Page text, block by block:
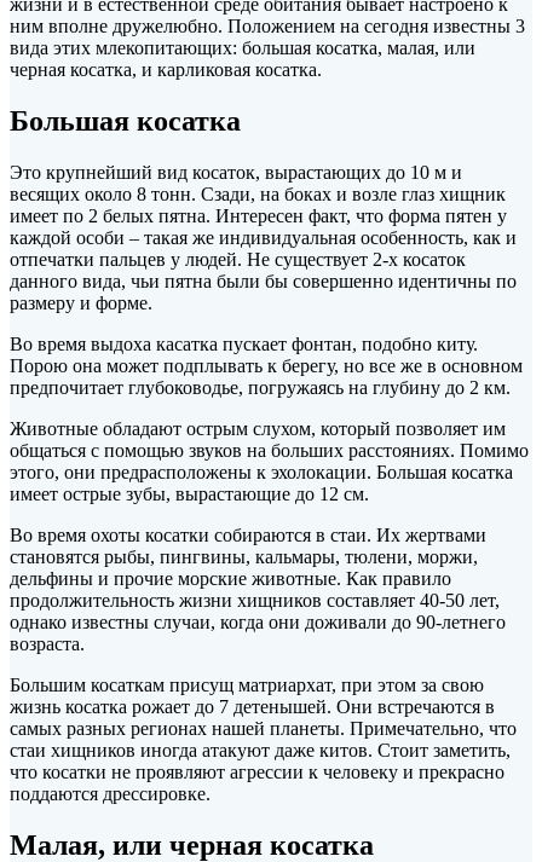
ним вполне дружелюбно. Положением на сегодня известны 3
вида этих млекопитающих: большая косатка, малая, или
черная косатка, и карликовая косатка.
Большая косатка
Это крупнейший вид косаток, вырастающих до 10 м и
весящих около 8 тонн. Сзади, на боках и возле глаз хищник
имеет по 2 белых пятна. Интересен факт, что форма пятен у
каждой особи – такая же индивидуальная особенность, как и
отпечатки пальцев у людей. Не существует 2-х косаток
данного вида, чьи пятна были бы совершенно идентичны по
размеру и форме.
Во время выдоха касатка пускает фонтан, подобно киту.
Порою она может подплывать к берегу, но все же в основном
предпочитает глубоководье, погружаясь на глубину до 2 км.
Животные обладают острым слухом, который позволяет им
общаться с помощью звуков на больших расстояниях. Помимо
этого, они предрасположены к эхолокации. Большая косатка
имеет острые зубы, вырастающие до 12 см.
Во время охоты косатки собираются в стаи. Их жертвами
становятся рыбы, пингвины, кальмары, тюлени, моржи,
дельфины и прочие морские животные. Как правило
продолжительность жизни хищников составляет 40-50 лет,
однако известны случаи, когда они доживали до 90-летнего
возраста.
Большим косаткам присущ матриархат, при этом за свою
жизнь косатка рожает до 7 детенышей. Они встречаются в
самых разных регионах нашей планеты. Примечательно, что
стаи хищников иногда атакуют даже китов. Стоит заметить,
что косатки не проявляют агрессии к человеку и прекрасно
поддаются дрессировке.
Малая, или черная косатка